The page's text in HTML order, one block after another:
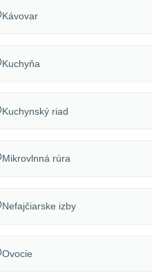
Kávovar
Kuchyňa
Kuchynský riad
Mikrovlnná rúra
Nefajčiarske izby
Ovocie